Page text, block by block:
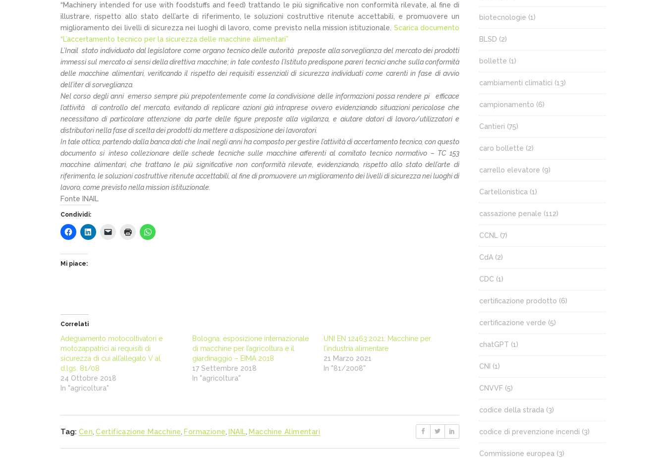
“Machinery intended for use with foodstuffs and feed) trattando le più significative non conformità rilevate, al fine di
illustrare, rispetto allo stato dell’arte di riferimento, le soluzioni costruttive ritenute accettabili, e promuovere un
miglioramento dei livelli di sicurezza nei luoghi di lavoro, come previsto nella mission istituzionale. Scarica documento
“L’accertamento tecnico per la sicurezza delle macchine alimentari”
L’Inail stato individuato dal legislatore come organo tecnico delle autorità preposte alla sorveglianza del mercato dei prodotti
immessi sul mercato ai sensi della direttiva macchine; in tale contesto l’Istituto predispone pareri tecnici anche sulla conformità
delle macchine alimentari, verificando il rispetto dei requisiti essenziali di sicurezza individuati come carenti in fase di avvio
dell’iter di sorveglianza.
Nel corso degli anni emerso sempre più prepotentemente come la condivisione delle informazioni possa rendere pi efficace
l’attività di controllo del mercato, evitando di replicare azioni già intraprese ovvero evidenziando situazioni pericolose che
necessitano di particolare attenzione da parte delle figure preposte alla vigilanza, e aiutare datori di lavoro/utilizzatori e
distributori nella fase di scelta dei prodotti da mettere a disposizione dei lavoratori.
In tale ottica, partendo dalla banca dati che Inail negli anni ha composto per gestire l’attività di accertamento tecnico, con questo
documento si inteso collezionare delle schede tecniche sulle macchine afferenti al comitato tecnico normativo – TC 153
macchine alimentari, che trattano le più significative non conformità rilevate, evidenziando, rispetto allo stato dell’arte di
riferimento, le soluzioni costruttive ritenute accettabili, al fine di promuovere un miglioramento dei livelli di sicurezza nei luoghi di
lavoro, come previsto nella mission istituzionale.
Fonte INAIL
Condividi:
Mi piace:
Correlati
Adeguamento motocoltivatori e
motozappatrici ai requisiti di
sicurezza di cui all’allegato V al
d.lgs. 81/08
24 Ottobre 2018
In "agricoltura"
Bologna: esposizione internazionale
di macchine per l’agricoltura e il
giardinaggio – EIMA 2018
17 Settembre 2018
In "agricoltura"
UNI EN 12463:2021: Macchine per
l’industria alimentare
21 Marzo 2021
In "81/2008"
Tag: Cen Certificazione Macchine Formazione INAIL Macchine Alimentari
biotecnologie (1)
BLSD (2)
bollette (1)
cambiamenti climatici (13)
campionamento (6)
Cantieri (75)
caro bollette (2)
carrello elevatore (9)
Cartellonistica (1)
cassazione penale (112)
CCNL (7)
CdA (2)
CDC (1)
certificazione prodotto (6)
certificazione verde (5)
chatGPT (1)
CNI (1)
CNVVF (5)
codice della strada (3)
codice di prevenzione incendi (3)
Commissione europea (3)